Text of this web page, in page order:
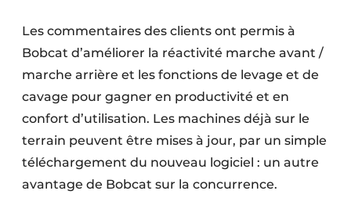
Les commentaires des clients ont permis à
Bobcat d’améliorer la réactivité marche avant /
marche arrière et les fonctions de levage et de
cavage pour gagner en productivité et en
confort d’utilisation. Les machines déjà sur le
terrain peuvent être mises à jour, par un simple
téléchargement du nouveau logiciel : un autre
avantage de Bobcat sur la concurrence.